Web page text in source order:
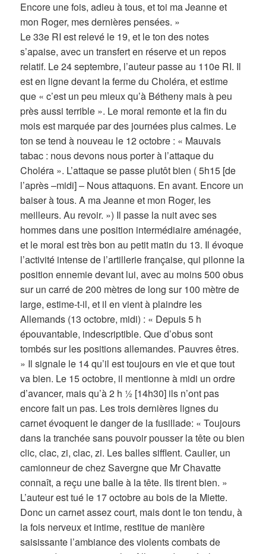
Encore une fois, adieu à tous, et toi ma Jeanne et
mon Roger, mes dernières pensées. »
Le 33e RI est relevé le 19, et le ton des notes
s’apaise, avec un transfert en réserve et un repos
relatif. Le 24 septembre, l’auteur passe au 110e RI. Il
est en ligne devant la ferme du Choléra, et estime
que « c’est un peu mieux qu’à Bétheny mais à peu
près aussi terrible ». Le moral remonte et la fin du
mois est marquée par des journées plus calmes. Le
ton se tend à nouveau le 12 octobre : « Mauvais
tabac : nous devons nous porter à l’attaque du
Choléra ». L’attaque se passe plutôt bien ( 5h15 [de
l’après –midi] – Nous attaquons. En avant. Encore un
baiser à tous. A ma Jeanne et mon Roger, les
meilleurs. Au revoir. ») Il passe la nuit avec ses
hommes dans une position intermédiaire aménagée,
et le moral est très bon au petit matin du 13. Il évoque
l’activité intense de l’artillerie française, qui pilonne la
position ennemie devant lui, avec au moins 500 obus
sur un carré de 200 mètres de long sur 100 mètre de
large, estime-t-il, et il en vient à plaindre les
Allemands (13 octobre, midi) : « Depuis 5 h
épouvantable, indescriptible. Que d’obus sont
tombés sur les positions allemandes. Pauvres êtres.
» Il signale le 14 qu’il est toujours en vie et que tout
va bien. Le 15 octobre, il mentionne à midi un ordre
d’avancer, mais qu’à 2 h ½ [14h30] ils n’ont pas
encore fait un pas. Les trois dernières lignes du
carnet évoquent le danger de la fusillade: « Toujours
dans la tranchée sans pouvoir pousser la tête ou bien
clic, clac, zi, clac, zi. Les balles sifflent. Caulier, un
camionneur de chez Savergne que Mr Chavatte
connaît, a reçu une balle à la tête. Ils tirent bien. »
L’auteur est tué le 17 octobre au bois de la Miette.
Donc un carnet assez court, mais dont le ton tendu, à
la fois nerveux et intime, restitue de manière
saisissante l’ambiance des violents combats de